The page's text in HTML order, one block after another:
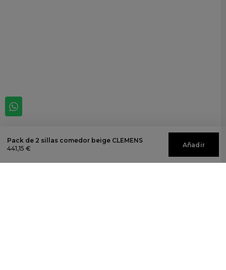
Pack de 2 sillas comedor beige CLEMENS
441,15 €
Añadir